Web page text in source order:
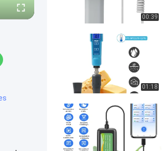
00:39
01:18